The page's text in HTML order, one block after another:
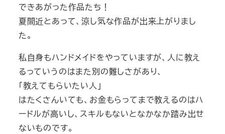
できあがった作品たち！
夏間近とあって、涼し気な作品が出来上がりまし
た。
私自身もハンドメイドをやっていますが、人に教え
るっていうのはまた別の難しさがあり、
「教えてもらいたい人」
はたくさんいても、お金もらってまで教えるのはハ
ードルが高いし、スキルもないとなかなか踏み出せ
ないものです。